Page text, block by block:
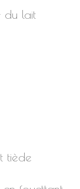
du lait
tiède